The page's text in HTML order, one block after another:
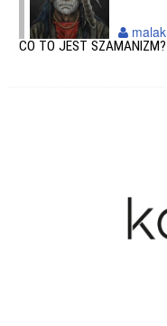
CO TO JEST SZAMANIZM?
malak